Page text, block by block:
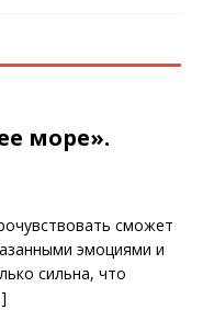
море».
сможет
эмоциями и
сильна, что